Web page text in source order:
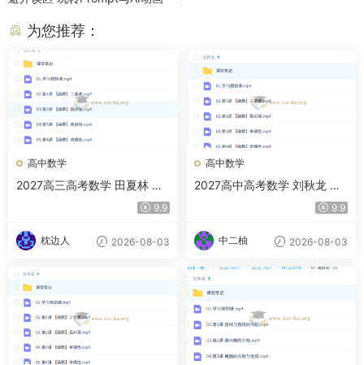
为您推荐：
高中数学
2027高三高考数学 田夏林 暑
9.9
枕边人 2026-08-03
高中数学
2027高中高考数学 刘秋龙 暑
9.9
中二柚 2026-08-03